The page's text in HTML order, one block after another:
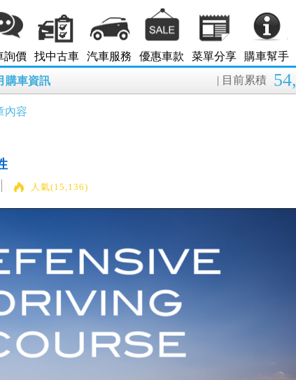
詢價 找中古車 汽車服務 優惠車款 菜單分享 購車幫手
購車資訊 | 目前累積
內容
人氣(15,136)